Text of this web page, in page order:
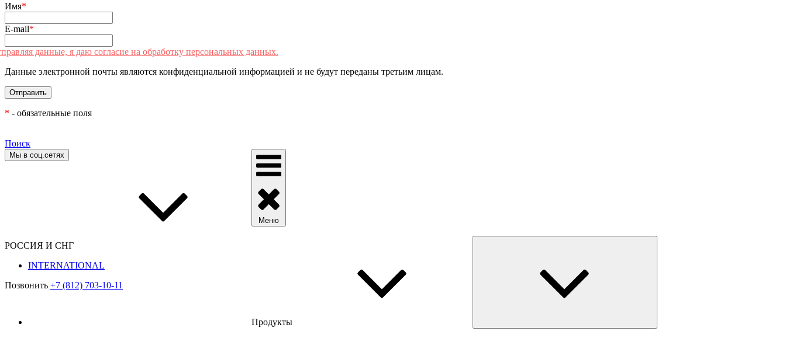
Имя*
E-mail*
данные, я даю согласие на обработку персональных данных.
Данные электронной почты являются конфиденциальной информацией и не будут переданы третьим лицам.
* - обязательные поля
Поиск
Мы в соц.сетях
РОССИЯ И СНГ
INTERNATIONAL
Позвонить +7 (812) 703-10-11
Меню
Продукты